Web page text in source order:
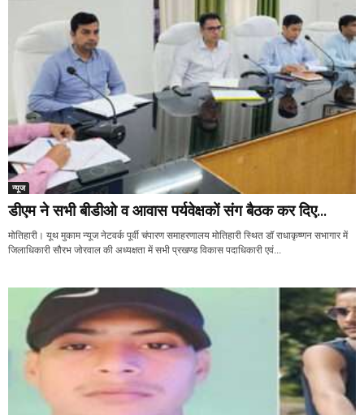
न्यूज
डीएम ने सभी बीडीओ व आवास पर्यवेक्षकों संग बैठक कर दिए...
मोतिहारी। यूथ मुकाम न्यूज नेटवर्क पूर्वी चंपारण समाहरणालय मोतिहारी स्थित डॉ राधाकृष्णन सभागार में
जिलाधिकारी सौरभ जोरवाल की अध्यक्षता में सभी प्रखण्ड विकास पदाधिकारी एवं...